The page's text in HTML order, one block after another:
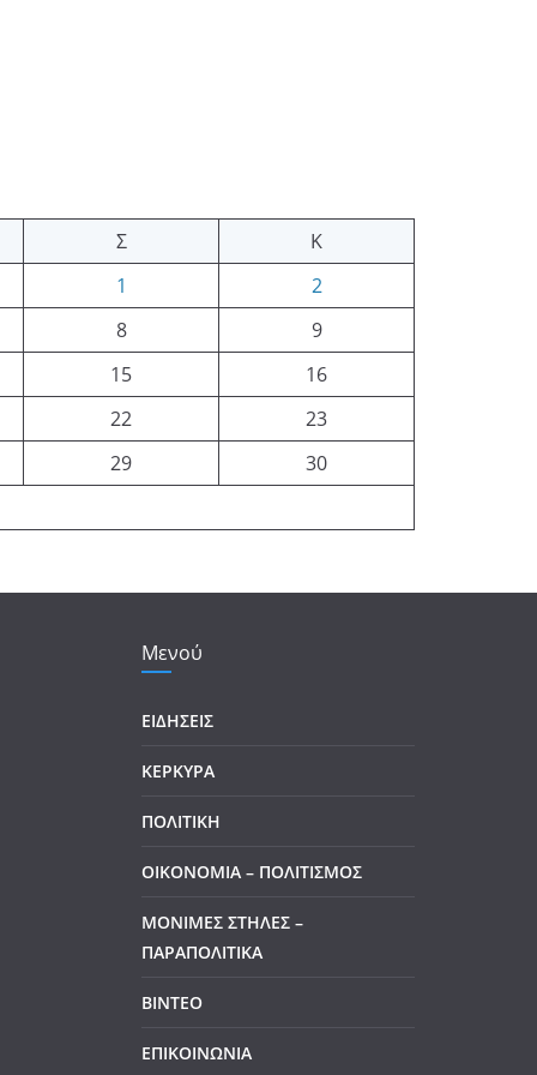
Σ
Κ
1
2
8
9
15
16
22
23
29
30
Μενού
ΕΙΔΗΣΕΙΣ
ΚΕΡΚΥΡΑ
ΠΟΛΙΤΙΚΗ
ΟΙΚΟΝΟΜΙΑ – ΠΟΛΙΤΙΣΜΟΣ
ΜΟΝΙΜΕΣ ΣΤΗΛΕΣ –
ΠΑΡΑΠΟΛΙΤΙΚΑ
ΒΙΝΤΕΟ
ΕΠΙΚΟΙΝΩΝΙΑ